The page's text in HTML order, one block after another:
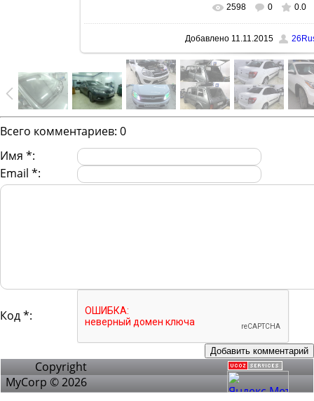
В реальном размере 1600x1200
2598 0 0.0
Добавлено11.11.2015
Всего комментариев: 0
Имя *:
Email *:
Код *:
Copyright
MyCorp © 2026